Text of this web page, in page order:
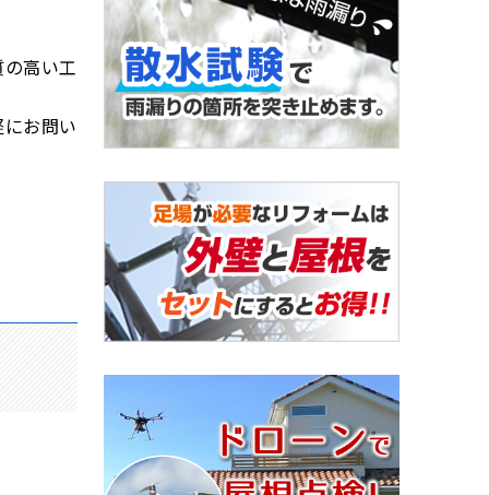
高い工
お問い